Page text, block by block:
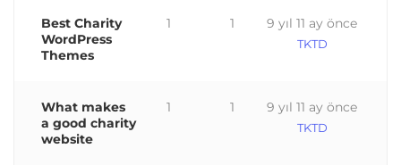
Best Charity
WordPress
Themes
1 1 9 yıl 11 ay önce
TKTD
What makes
a good charity
website
1 1 9 yıl 11 ay önce
TKTD